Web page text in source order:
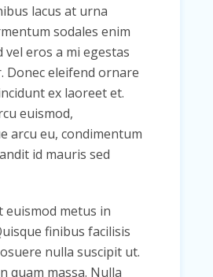
lacus at urna
sodales enim
vel eros a mi egestas
Donec eleifend ornare
ex laoreet et.
euismod,
arcu eu, condimentum
id mauris sed
euismod metus in
finibus facilisis
nulla suscipit ut.
quam massa. Nulla